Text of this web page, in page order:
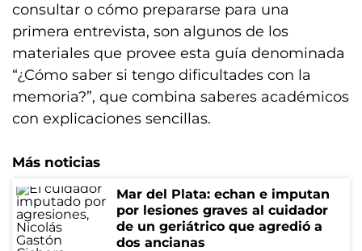
consultar o cómo prepararse para una
primera entrevista, son algunos de los
materiales que provee esta guía denominada
“¿Cómo saber si tengo dificultades con la
memoria?”, que combina saberes académicos
con explicaciones sencillas.
Más noticias
Mar del Plata: echan e imputan
por lesiones graves al cuidador
de un geriátrico que agredió a
dos ancianas